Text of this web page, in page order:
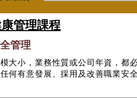
管理課程
管理
大小，業務性質或公司年資，都
何有意發展、採用及改善職業安